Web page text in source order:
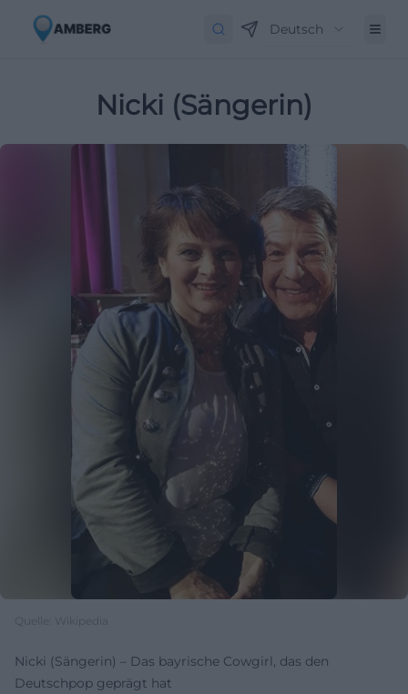
Deutsch
Nicki (Sängerin)
Quelle: Wikipedia
Nicki (Sängerin) – Das bayrische Cowgirl, das den
Deutschpop geprägt hat